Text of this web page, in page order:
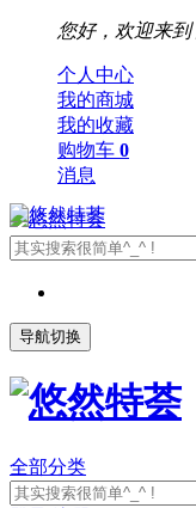
您好，欢迎来到
个人中心
我的商城
我的收藏
购物车 0
消息
导航切换
全部分类